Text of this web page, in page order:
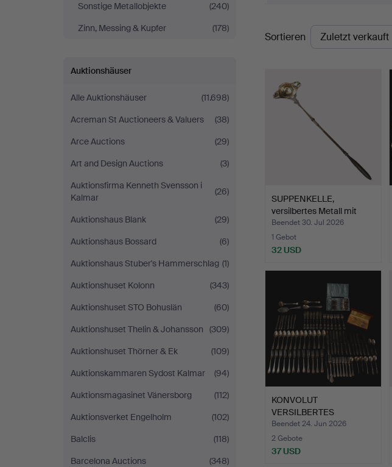
Sonstige Metallobjekte
(240)
Zinn, Messing & Kupfer
(178)
Auktionshäuser
Alle Auktionshäuser
(11.698)
Acreman St Auctioneers & Valuers
(38)
Arce Auctions
(29)
Art and Design Auctions
(3)
Auktionsfirma Kenneth Svensson i
Kalmar
(26)
Auktionshaus Blank
(29)
Auktionshaus Bossard
(6)
Auktionshaus Stuber's Hammerschlag (1)
Auktionshuset Kolonn
(343)
Auktionshuset STO Bohuslän
(60)
Auktionshuset Thelin & Johansson
(309)
Auktionshuset Thörner & Ek
(109)
Auktionskammaren Sydost Kalmar
(94)
Auktionsmagasinet Vänersborg
(112)
Auktionsverket Engelholm
(102)
Balclis
(118)
Barcelona Auctions
(348)
Endpreise
Sortieren
SUPPENKELLE,
versilbertes Metall mit
Vergo…
Beendet 30. Jul 2026
1 Gebot
32 USD
KONVOLUT
VERSILBERTES
BESTECK, verschieden…
Beendet 24. Jun 2026
2 Gebote
37 USD